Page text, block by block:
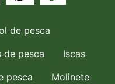
de pesca
de pesca
Iscas
pesca
Molinete